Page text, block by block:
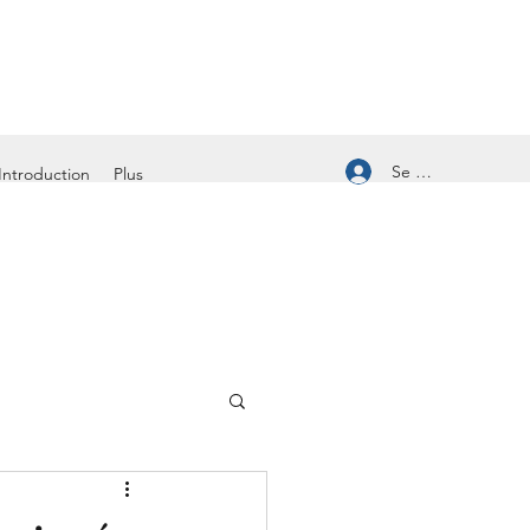
Introduction Plus Se connecter